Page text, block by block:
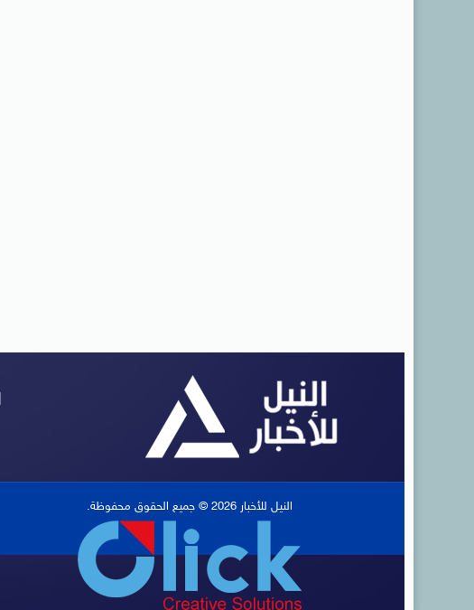
النيل للأخبار 2026 © جميع الحقوق محفوظة.